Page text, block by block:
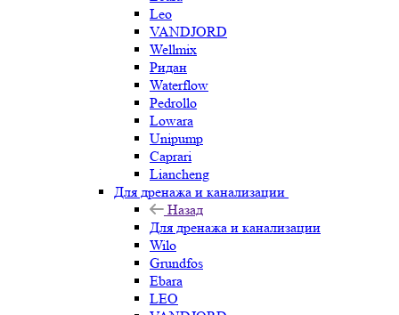
Leo
VANDJORD
Wellmix
Ридан
Waterflow
Pedrollo
Lowara
Unipump
Caprari
Liancheng
Для дренажа и канализации
Назад
Для дренажа и канализации
Wilo
Grundfos
Ebara
LEO